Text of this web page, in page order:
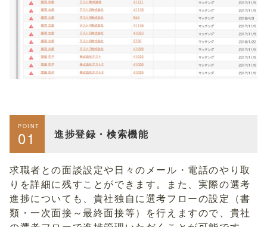
POINT
01 進捗登録・検索機能
求職者との面談設定や日々のメール・電話のやり取
りを詳細に残すことができます。また、実際の選考
進捗についても、貴社独自に選考フローの設定（書
類・一次面接～最終面接等）を行えますので、貴社